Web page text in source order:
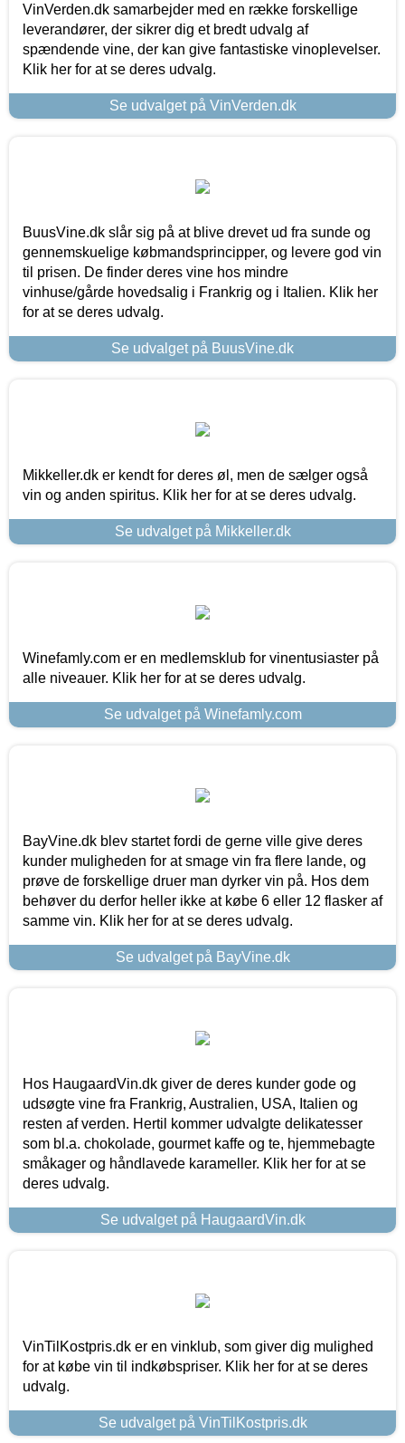
VinVerden.dk samarbejder med en række forskellige
leverandører, der sikrer dig et bredt udvalg af
spændende vine, der kan give fantastiske vinoplevelser.
Klik her for at se deres udvalg.
Se udvalget på VinVerden.dk
BuusVine.dk slår sig på at blive drevet ud fra sunde og
gennemskuelige købmandsprincipper, og levere god vin
til prisen. De finder deres vine hos mindre
vinhuse/gårde hovedsalig i Frankrig og i Italien. Klik her
for at se deres udvalg.
Se udvalget på BuusVine.dk
Mikkeller.dk er kendt for deres øl, men de sælger også
vin og anden spiritus. Klik her for at se deres udvalg.
Se udvalget på Mikkeller.dk
Winefamly.com er en medlemsklub for vinentusiaster på
alle niveauer. Klik her for at se deres udvalg.
Se udvalget på Winefamly.com
BayVine.dk blev startet fordi de gerne ville give deres
kunder muligheden for at smage vin fra flere lande, og
prøve de forskellige druer man dyrker vin på. Hos dem
behøver du derfor heller ikke at købe 6 eller 12 flasker af
samme vin. Klik her for at se deres udvalg.
Se udvalget på BayVine.dk
Hos HaugaardVin.dk giver de deres kunder gode og
udsøgte vine fra Frankrig, Australien, USA, Italien og
resten af verden. Hertil kommer udvalgte delikatesser
som bl.a. chokolade, gourmet kaffe og te, hjemmebagte
småkager og håndlavede karameller. Klik her for at se
deres udvalg.
Se udvalget på HaugaardVin.dk
VinTilKostpris.dk er en vinklub, som giver dig mulighed
for at købe vin til indkøbspriser. Klik her for at se deres
udvalg.
Se udvalget på VinTilKostpris.dk